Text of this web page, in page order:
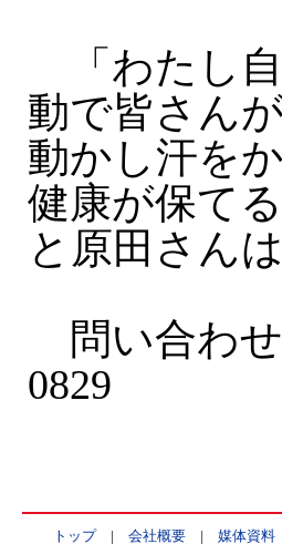
「わたし
動で皆さん
動かし汗を
健康が保て
と原田さんは
問い合わせ
0829
トップ| 会社概要| 媒体資料